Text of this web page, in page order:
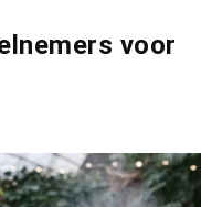
voor